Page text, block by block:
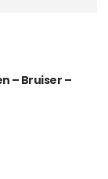
– Bruiser –